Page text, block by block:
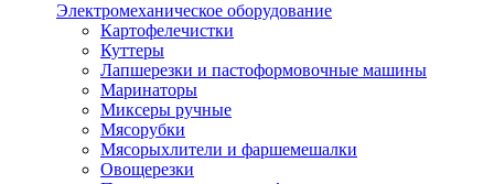
Электромеханическое оборудование
Картофелечистки
Куттеры
Лапшерезки и пастоформовочные машины
Маринаторы
Миксеры ручные
Мясорубки
Мясорыхлители и фаршемешалки
Овощерезки